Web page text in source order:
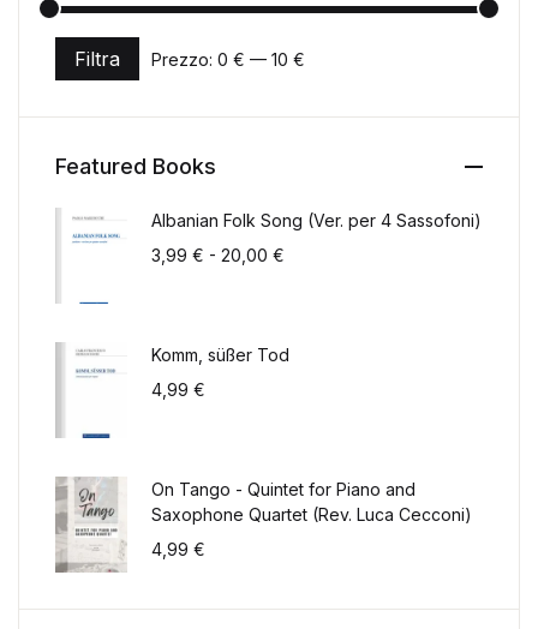
Prezzo Min
Prezzo Max
Filtra Prezzo: 0 € — 10 €
Featured Books
Albanian Folk Song (Ver. per 4 Sassofoni)
3,99 € - 20,00 €
Komm, süßer Tod
4,99 €
On Tango - Quintet for Piano and
Saxophone Quartet (Rev. Luca Cecconi)
4,99 €